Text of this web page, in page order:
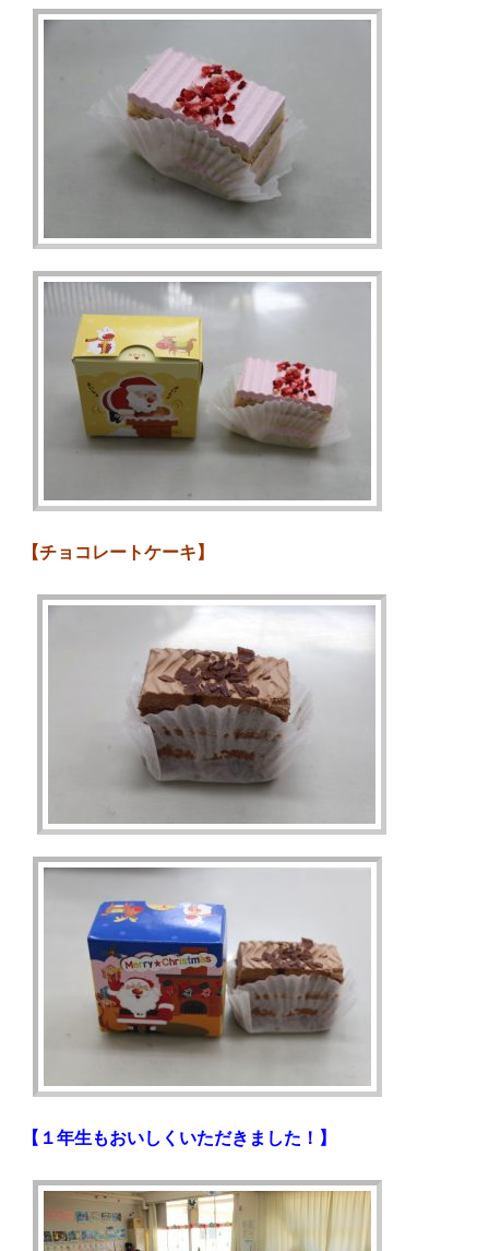
【チョコレートケーキ】
【１年生もおいしくいただきました！】